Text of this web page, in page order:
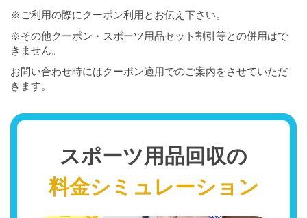
※ご利用の際にクーポン利用とお伝え下さい。
※その他クーポン・スポーツ用品セット割引等との併用はで
きません。
お問い合わせ時にはクーポン適用でのご案内をさせていただ
きます。
スポーツ用品回収の
料金シミュレーション